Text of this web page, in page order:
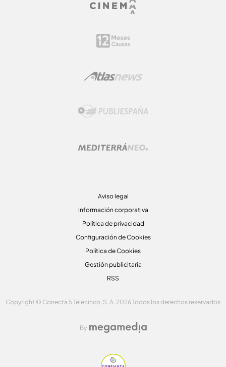
Aviso legal
Información corporativa
Política de privacidad
Configuración de Cookies
Política de Cookies
Gestión publicitaria
RSS
Copyright © Conecta 5 Telecinco, S. A. 2026 Todos los derechos reservados
By